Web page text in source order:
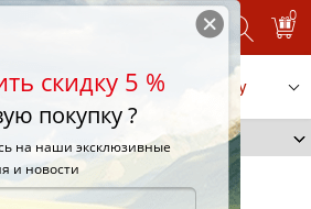
0
Заказать услугу
скидку 5 %
покупку ?
на наши эксклюзивные
и новости